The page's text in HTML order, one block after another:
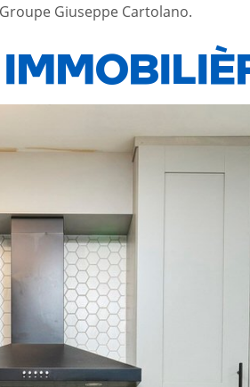
Giuseppe Cartolano.